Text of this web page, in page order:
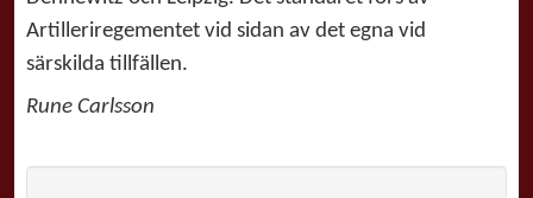
Artilleriregementet vid sidan av det egna vid
särskilda tillfällen.
Rune Carlsson